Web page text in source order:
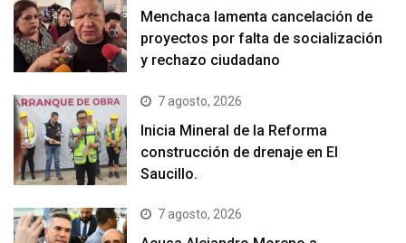
Menchaca lamenta cancelación de
proyectos por falta de socialización
y rechazo ciudadano
7 agosto, 2026
Inicia Mineral de la Reforma
construcción de drenaje en El
Saucillo.
7 agosto, 2026